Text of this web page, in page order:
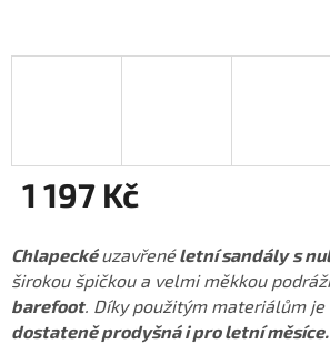
1 197 Kč
cena:
Chlapeckéuzavřenéletní sandály s
širokou špičkou a velmi měkkou
barefoot. Díky použitým materiálům
dostateně prodyšná i pro letní